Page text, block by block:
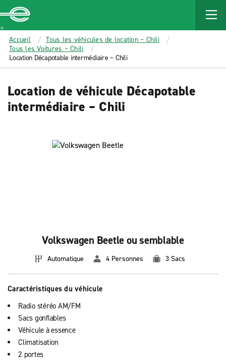
MAIN
CONTENT
Enterprise
Accueil
Tous les véhicules de location – Chili
Tous les Voitures – Chili
Location Décapotable intermédiaire – Chili
Location de véhicule Décapotable
intermédiaire – Chili
Volkswagen Beetle ou semblable
Automatique 4 Personnes 3 Sacs
Caractéristiques du véhicule
Radio stéréo AM/FM
Sacs gonflables
Véhicule à essence
Climatisation
2 portes